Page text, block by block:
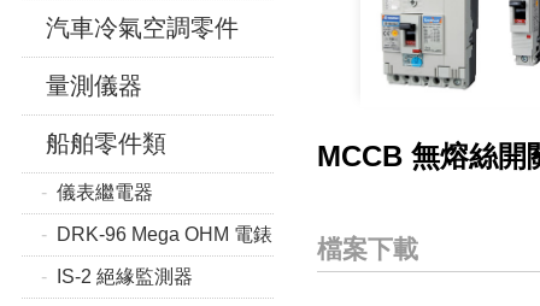
汽車冷氣空調零件
量測儀器
船舶零件類
儀表繼電器
DRK-96 Mega OHM 電錶
IS-2 絕緣監測器
MCCB 無熔絲開
檔案下載